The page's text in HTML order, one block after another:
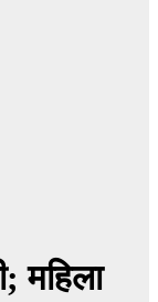
महिला